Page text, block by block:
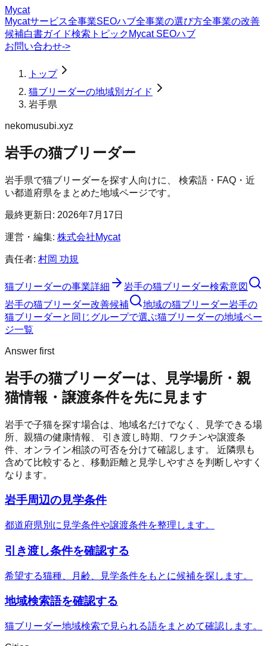
Mycat
Mycatサービス全事業SEOハブ全事業の選び方全事業の改善
候補白書ガイド検索トピック Mycat SEOハブ
お問い合わせ->
トップ
猫ブリーダーの地域別ガイド
岩手県
nekomusubi.xyz
岩手の猫ブリーダー
岩手県で猫ブリーダーを探す人向けに、 検索語・FAQ・近
い都道府県をまとめた地域ページです。
最終更新日: 2026年7月17日
運営・編集: 株式会社Mycat
責任者: 村岡 功規
猫ブリーダーの事業詳細
岩手の猫ブリーダー検索意図
岩手の猫ブリーダー改善候補
地域の猫ブリーダー岩手の
猫ブリーダーと同じグループで選ぶ猫ブリーダーの地域ペー
ジ一覧
Answer first
岩手の猫ブリーダーは、見学場所・親
猫情報・譲渡条件を先に見ます
岩手で子猫を探す場合は、地域名だけでなく、見学できる場
所、親猫の健康情報、 引き渡し時期、ワクチンや譲渡条
件、オンライン相談の可否を分けて確認します。 近隣県も
含めて比較すると、移動距離と見学しやすさを判断しやすく
なります。
岩手周辺の見学条件
都道府県別に見学条件や譲渡条件を整理します。
引き渡し条件を確認する
希望する猫種、月齢、見学条件をもとに候補を探します。
地域検索語を確認する
猫ブリーダー地域検索で見られる語をまとめて確認します。